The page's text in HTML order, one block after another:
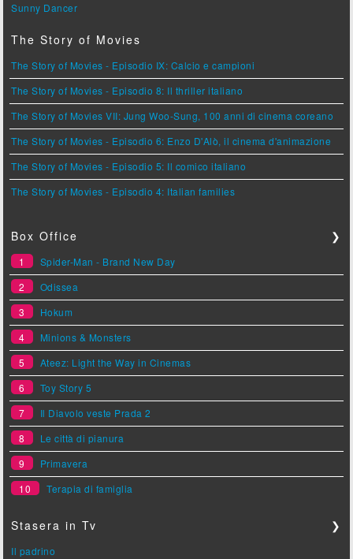
Sunny Dancer
The Story of Movies
The Story of Movies - Episodio IX: Calcio e campioni
The Story of Movies - Episodio 8: Il thriller italiano
The Story of Movies VII: Jung Woo-Sung, 100 anni di cinema coreano
The Story of Movies - Episodio 6: Enzo D'Alò, il cinema d'animazione
The Story of Movies - Episodio 5: Il comico italiano
The Story of Movies - Episodio 4: Italian families
Box Office ❯
1
Spider-Man - Brand New Day
2
Odissea
3
Hokum
4
Minions & Monsters
5
Ateez: Light the Way in Cinemas
6
Toy Story 5
7
Il Diavolo veste Prada 2
8
Le città di pianura
9
Primavera
10
Terapia di famiglia
Stasera in Tv ❯
Il padrino